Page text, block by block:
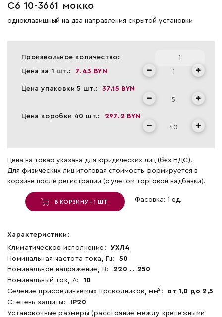
С6 10-3661 мокко
одноклавишный на два направления скрытой установки
Произвольное количество:
Цена за 1 шт.:
7.43 BYN
Цена упаковки 5 шт.: 37.15 BYN
Цена коробки 40 шт.: 297.2 BYN
Цена на товар указана для юридических лиц (без НДС).
Для физических лиц итоговая стоимость формируется в
корзине после регистрации (с учетом торговой надбавки).
В КОРЗИНУ - 1 ШТ. Фасовка: 1 ед.
Характеристики:
Климатическое исполнение:
УХЛ4
Номинальная частота тока, Гц:
50
Номинальное напряжение, В:
220 .. 250
Номинальный ток, А:
10
Сечение присоединяемых проводников, мм²:
от 1,0 до 2,5
Степень защиты:
IP20
Установочные размеры (расстояние между крепежными